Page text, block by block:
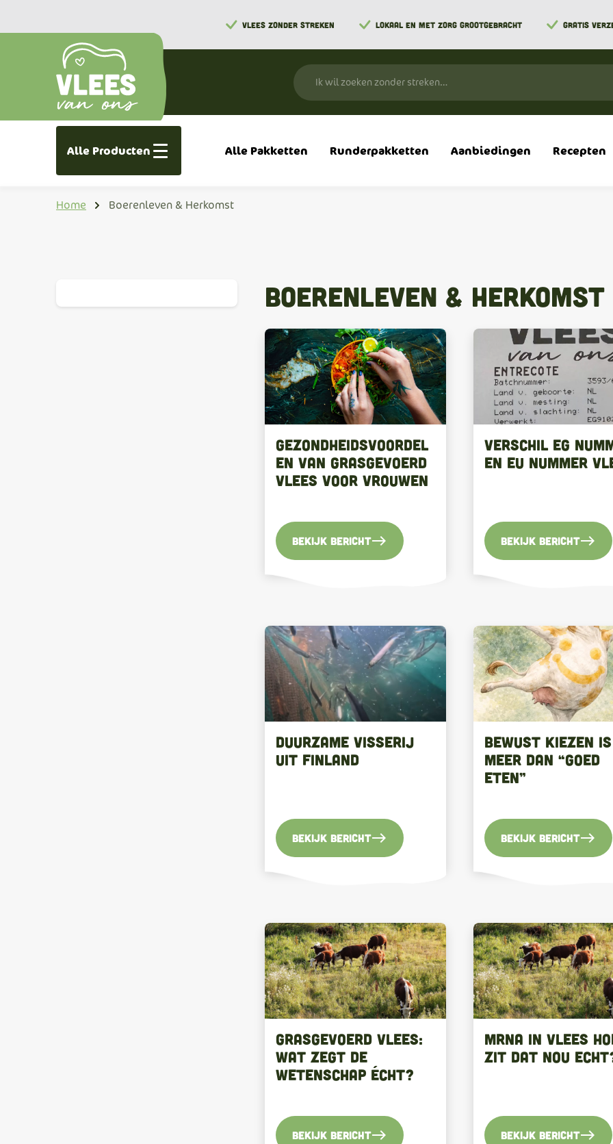
VLEES ZONDER STREKEN LOKAAL EN MET ZORG GROOTGEBRACHT GRATIS
Alle Producten Alle Pakketten Runderpakketten Aanbiedingen Recepten
Home Boerenleven & Herkomst
Boerenleven & Herkomst
Gezondheidsvoordel
en van grasgevoerd
vlees voor vrouwen
Bekijk berichteast
verschil EG
en EU nummer
Bekijk berichteast
Duurzame visserij
uit Finland
Bekijk berichteast
Bewust kiezen is
meer dan “goed
eten”
Bekijk berichteast
Grasgevoerd vlees:
wat zegt de
wetenschap écht?
Bekijk berichteast
mRNA in vlees
zit dat nou
Bekijk berichteast